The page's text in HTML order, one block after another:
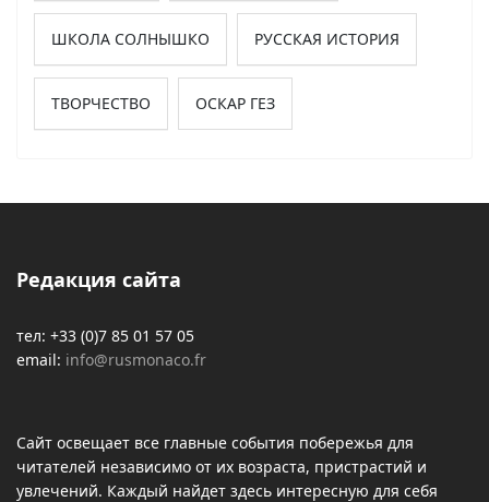
ШКОЛА СОЛНЫШКО РУССКАЯ ИСТОРИЯ
ТВОРЧЕСТВО ОСКАР ГЕЗ
Редакция сайта
тел: +33 (0)7 85 01 57 05
email: info@rusmonaco.fr
Сайт освещает все главные события побережья для
читателей независимо от их возраста, пристрастий и
увлечений. Каждый найдет здесь интересную для себя